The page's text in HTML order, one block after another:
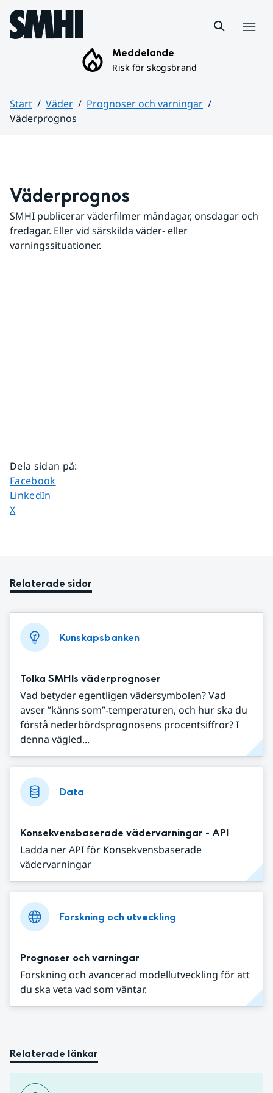
Hoppa till sidans innehåll
Meddelande
Risk för skogsbrand
Start Väder
Prognoser och varningar
Väderprognos
Väderprognos
SMHI publicerar väderfilmer måndagar, onsdagar och
fredagar. Eller vid särskilda väder- eller
varningssituationer.
Dela sidan på:
Dela sidan på
Facebook
Dela sidan på
LinkedIn
Dela sidan på
X
Relaterade sidor
Kunskapsbanken
Tolka SMHIs väderprognoser
Vad betyder egentligen vädersymbolen? Vad
avser ”känns som”-temperaturen, och hur ska du
förstå nederbördsprognosens procentsiffror? I
denna vägled...
Data
Konsekvensbaserade vädervarningar - API
Ladda ner API för Konsekvensbaserade
vädervarningar
Forskning och utveckling
Prognoser och varningar
Forskning och avancerad modellutveckling för att
du ska veta vad som väntar.
Relaterade länkar